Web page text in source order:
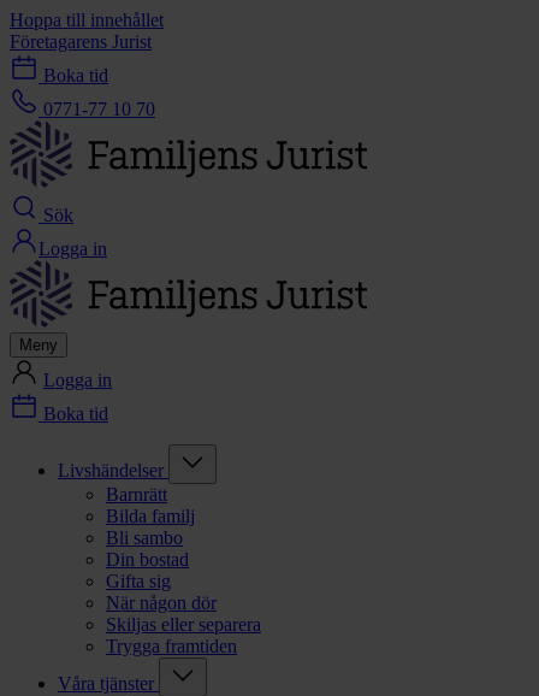
Hoppa till innehållet
Företagarens Jurist
Boka tid
0771-77 10 70
Sök
Logga in
Meny
Logga in
Boka tid
Livshändelser
Barnrätt
Bilda familj
Bli sambo
Din bostad
Gifta sig
När någon dör
Skiljas eller separera
Trygga framtiden
Våra tjänster